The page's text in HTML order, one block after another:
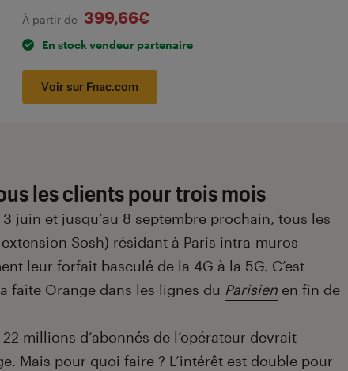
À partir de 399,66€
En stock vendeur partenaire
Voir sur Fnac.com
les clients pour trois mois
juin et jusqu’au 8 septembre prochain, tous les
Sosh) résidant à Paris intra-muros
leur forfait basculé de la 4G à la 5G. C’est
faite Orange dans les lignes du Parisien en fin de
millions d’abonnés de l’opérateur devrait
Mais pour quoi faire ? L’intérêt est double pour